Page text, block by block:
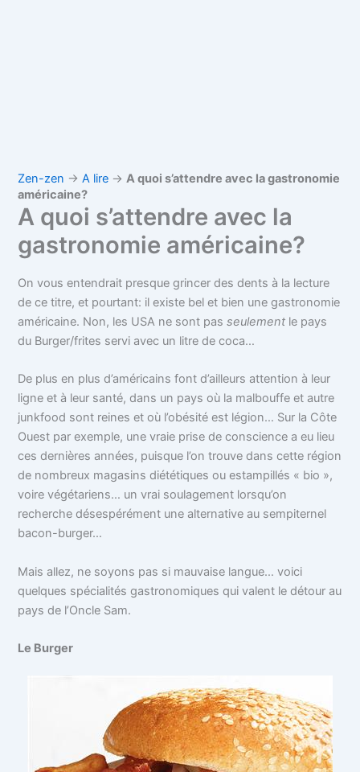
Zen-zen →A lire →A quoi s’attendre avec la gastronomie
américaine?
A quoi s’attendre avec la
gastronomie américaine?
On vous entendrait presque grincer des dents à la lecture
de ce titre, et pourtant: il existe bel et bien une gastronomie
américaine. Non, les USA ne sont passeulement le pays
du Burger/frites servi avec un litre de coca…
De plus en plus d’américains font d’ailleurs attention à leur
ligne et à leur santé, dans un pays où la malbouffe et autre
junkfood sont reines et où l’obésité est légion… Sur la Côte
Ouest par exemple, une vraie prise de conscience a eu lieu
ces dernières années, puisque l’on trouve dans cette région
de nombreux magasins diététiques ou estampillés « bio »,
voire végétariens… un vrai soulagement lorsqu’on
recherche désespérément une alternative au sempiternel
bacon-burger…
Mais allez, ne soyons pas si mauvaise langue… voici
quelques spécialités gastronomiques qui valent le détour au
pays de l’Oncle Sam.
Le Burger